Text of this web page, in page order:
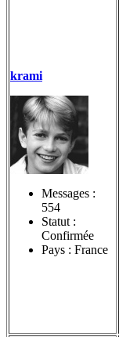
krami
Messages :
554
Statut :
Confirmée
Pays : France